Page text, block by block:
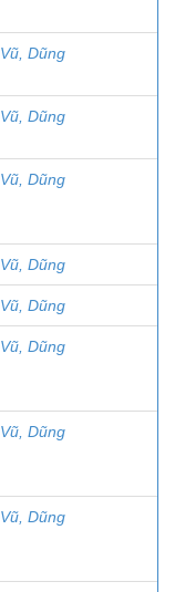
Vũ, Dũng
Vũ, Dũng
Vũ, Dũng
Vũ, Dũng
Vũ, Dũng
Vũ, Dũng
Vũ, Dũng
Vũ, Dũng